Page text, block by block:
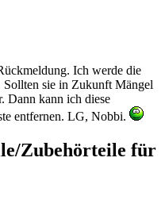
Ich werde die
Sollten sie in Zukunft Mängel
Dann kann ich diese
entfernen. LG, Nobbi.
Zubehörteile für